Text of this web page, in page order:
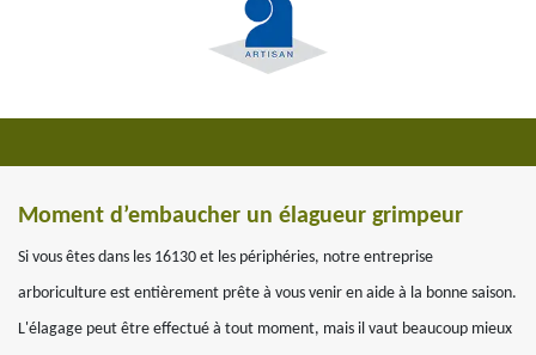
Moment d’embaucher un élagueur grimpeur
Si vous êtes dans les 16130 et les périphéries, notre entreprise
arboriculture est entièrement prête à vous venir en aide à la bonne saison.
L'élagage peut être effectué à tout moment, mais il vaut beaucoup mieux